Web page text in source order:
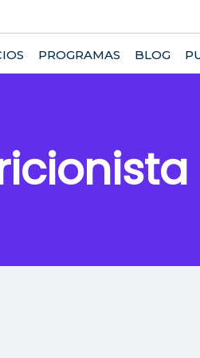
PROGRAMAS BLOG